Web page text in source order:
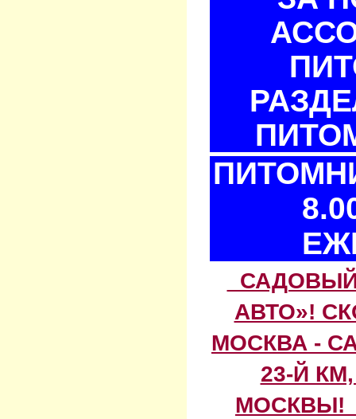
АВТО»!
МОСКВА -
23-Й
МОСКВЫ!